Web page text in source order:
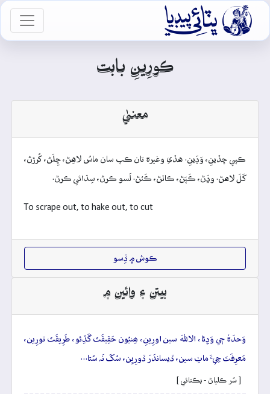

ڪورِينِ بابت
معنيٰ
ڪپي ڇڏينِ، وَڍَينِ. هڏي وغيرہ تان ڪپ سان ماسُ لاهِڻ، ڇِلَڻ، کُرڙڻ،
کَلَ لاهڻ. وڍَڻ، ڪَپَڻ، ڪاٽڻ، ڪَٽڻ. لَسو ڪرڻ، سِڌائي ڪرڻ.
To scrape out, to hake out, to cut
ڪوش ۾ ڏِسو
بيتن ۽ وائين ۾
وَحدَہٗ جٖي وَڍِئا، الاللهَ سين اورِينِ، ھِنيُون حَقِيقَتَ گَڏِئو، طَرِيقَتَ تورِين،
مَعرِفَتَ جِيءَ ماٺِ سين، ڏيساندَرَ ڏورِيِن، سُکَ نَہ سُتا…
[ سُر ڪلياڻ - يڪتائي ]